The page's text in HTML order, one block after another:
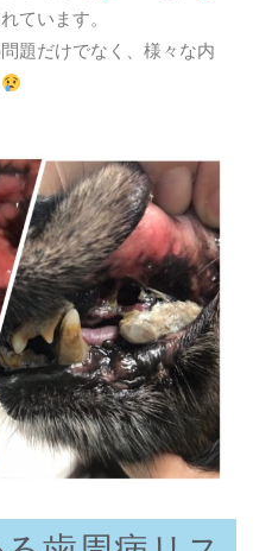
ています。
題だけでなく、様々な内